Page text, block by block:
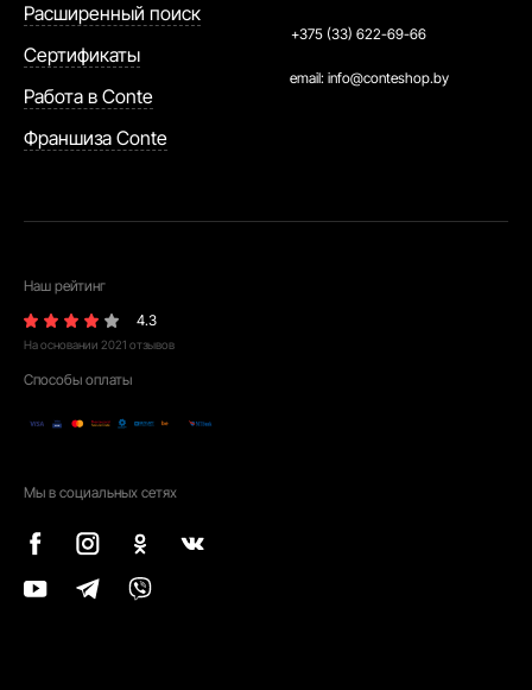
Расширенный поиск
Сертификаты
Работа в Conte
Франшиза Conte
+375 (33) 622-69-66
email: info@conteshop.by
Наш рейтинг
4.3
На основании 2021 отзывов
Способы оплаты
Мы в социальных сетях